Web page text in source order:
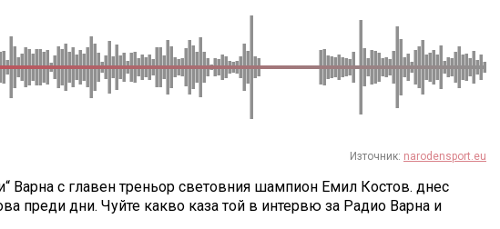
Източник: narodensport.eu
Варна с главен треньор световния шампион Емил Костов. днес
преди дни. Чуйте какво каза той в интервю за Радио Варна и